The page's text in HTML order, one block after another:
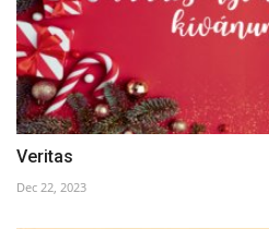
Veritas
Dec 22, 2023